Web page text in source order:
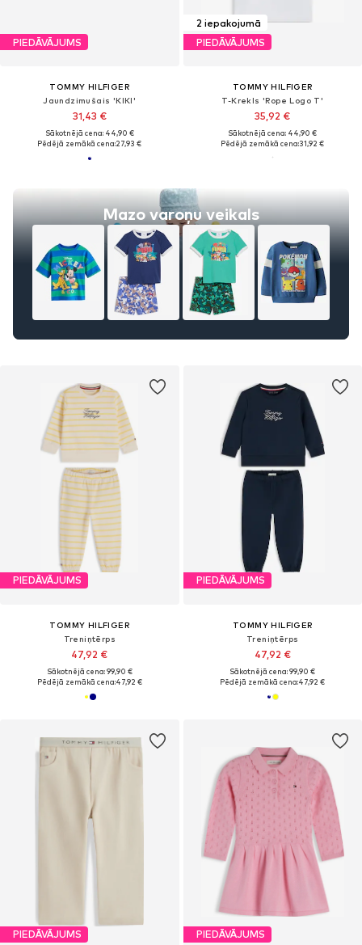
PIEDĀVĀJUMS
TOMMY HILFIGER
Jaundzimušais 'KIKI'
31,43 €
Sākotnējā cena: 44,90 €
Pēdējā zemākā cena:27,93 €
Mazo varoņu veikals
2 iepakojumā
PIEDĀVĀJUMS
TOMMY HILFIGER
T-Krekls 'Rope Logo T'
35,92 €
Sākotnējā cena: 44,90 €
Pēdējā zemākā cena:31,92 €
PIEDĀVĀJUMS
TOMMY HILFIGER
Treniņtērps
47,92 €
Sākotnējā cena: 99,90 €
Pēdējā zemākā cena:47,92 €
PIEDĀVĀJUMS
TOMMY HILFIGER
Treniņtērps
47,92 €
Sākotnējā cena: 99,90 €
Pēdējā zemākā cena:47,92 €
PIEDĀVĀJUMS PIEDĀVĀJUMS